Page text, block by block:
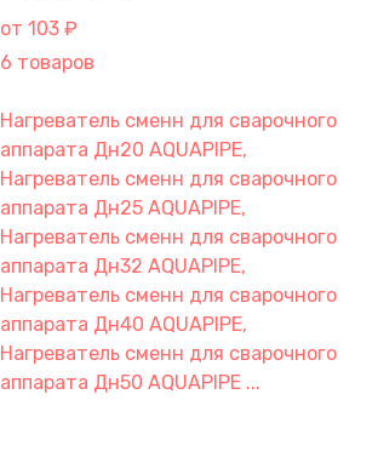
от 103 ₽
6 товаров
Нагреватель сменн для сварочного
аппарата Дн20 AQUAPIPE,
Нагреватель сменн для сварочного
аппарата Дн25 AQUAPIPE,
Нагреватель сменн для сварочного
аппарата Дн32 AQUAPIPE,
Нагреватель сменн для сварочного
аппарата Дн40 AQUAPIPE,
Нагреватель сменн для сварочного
аппарата Дн50 AQUAPIPE ...